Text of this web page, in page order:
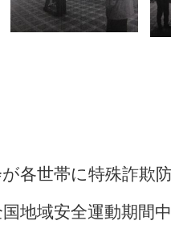
各世帯に特殊詐欺
地域安全運動期間